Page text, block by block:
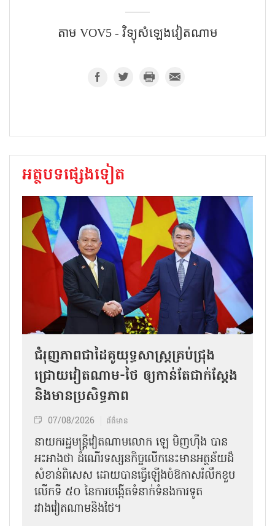
តាម VOV5 - វិទ្យុសំឡេងវៀតណាម
អត្ថបទផ្សេងទៀត
ជំរុញភាពជាដៃគូយុទ្ធសាស្ត្រគ្រប់ជ្រុង
ជ្រោយវៀតណាម-ថៃ ឲ្យកាន់តែជាក់ស្ដែង
និងមានប្រសិទ្ធភាព
07/08/2026 ព័ត៌មាន
នាយករដ្ឋមន្ត្រីវៀតណាមលោក ឡេ មិញហ៊ឹង បាន
អះអាងថា ដំណើរទស្សនកិច្ចលើកនេះមានអត្ថន័យដ៏
សំខាន់ពិសេស ដោយបានធ្វើឡើងចំឱកាសរំលឹកខួប
លើកទី ៥០ នៃការបង្កើតទំនាក់ទំនងការទូត
រវាងវៀតណាមនិងថៃ។